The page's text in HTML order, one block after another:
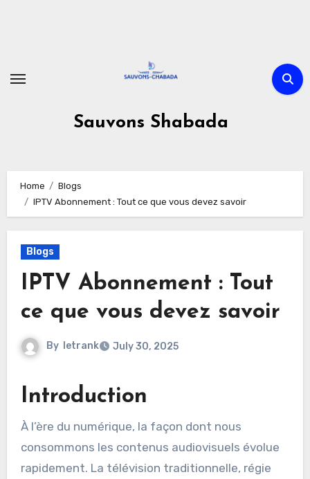
Sauvons Shabada
Home
Blogs
IPTV Abonnement : Tout ce que vous devez savoir
Blogs
IPTV Abonnement : Tout
ce que vous devez savoir
By letrank July 30, 2025
Introduction
À l’ère du numérique, la façon dont nous
consommons les contenus audiovisuels évolue
rapidement. La télévision traditionnelle, régie